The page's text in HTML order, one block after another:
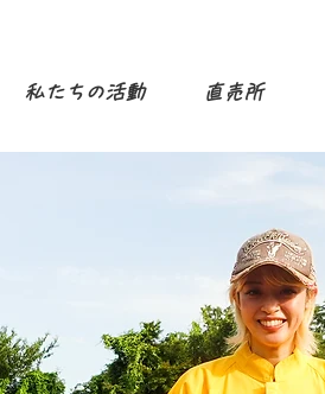
私たちの活動 直売所